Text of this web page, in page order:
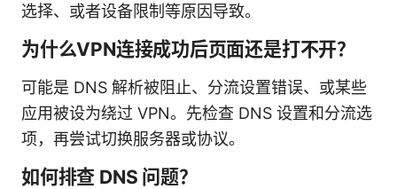
选择、或者设备限制等原因导致。
为什么VPN连接成功后页面还是打不开？
可能是 DNS 解析被阻止、分流设置错误、或某些
应用被设为绕过 VPN。先检查 DNS 设置和分流选
项，再尝试切换服务器或协议。
如何排查 DNS 问题？